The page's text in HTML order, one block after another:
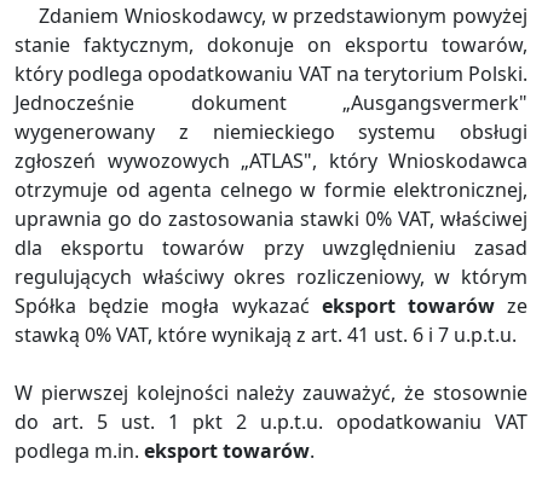
Zdaniem Wnioskodawcy, w przedstawionym powyżej
stanie faktycznym, dokonuje on eksportu towarów,
który podlega opodatkowaniu VAT na terytorium Polski.
Jednocześnie dokument „Ausgangsvermerk"
wygenerowany z niemieckiego systemu obsługi
zgłoszeń wywozowych „ATLAS", który Wnioskodawca
otrzymuje od agenta celnego w formie elektronicznej,
uprawnia go do zastosowania stawki 0% VAT, właściwej
dla eksportu towarów przy uwzględnieniu zasad
regulujących właściwy okres rozliczeniowy, w którym
Spółka będzie mogła wykazać eksport towarówze
stawką 0% VAT, które wynikają z art. 41 ust. 6 i 7 u.p.t.u.
W pierwszej kolejności należy zauważyć, że stosownie
do art. 5 ust. 1 pkt 2 u.p.t.u. opodatkowaniu VAT
podlega m.in. eksport towarów.